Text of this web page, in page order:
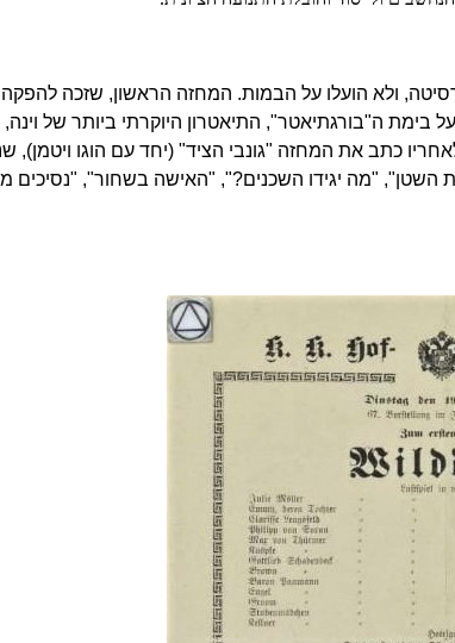
ולא הועלו על הבמות. המחזה הראשון, שזכה
על בימת ה"בורגתיאטר", התיאטרון היוקרתי ביותר של
כתב את המחזה "גונבי הציד" (יחד עם הוגו
המחזות שכתב מאוחר יותר, "אשת השטן", "מה יגידו השכנים?", "האישה